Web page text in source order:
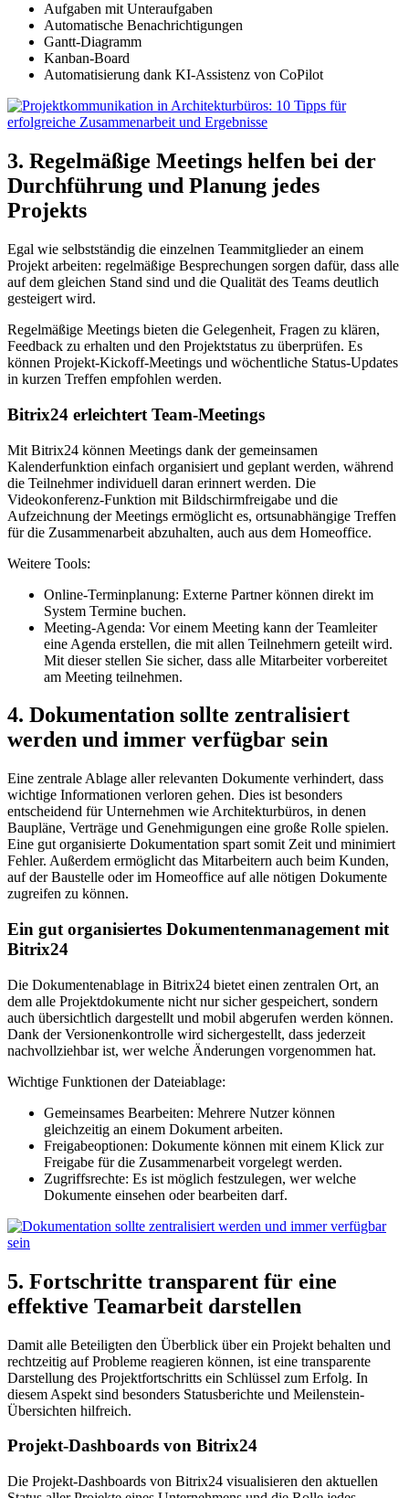
Aufgaben mit Unteraufgaben
Automatische Benachrichtigungen
Gantt-Diagramm
Kanban-Board
Automatisierung dank KI-Assistenz von CoPilot
3. Regelmäßige Meetings helfen bei der
Durchführung und Planung jedes
Projekts
Egal wie selbstständig die einzelnen Teammitglieder an einem
Projekt arbeiten: regelmäßige Besprechungen sorgen dafür, dass alle
auf dem gleichen Stand sind und die Qualität des Teams deutlich
gesteigert wird.
Regelmäßige Meetings bieten die Gelegenheit, Fragen zu klären,
Feedback zu erhalten und den Projektstatus zu überprüfen. Es
können Projekt-Kickoff-Meetings und wöchentliche Status-Updates
in kurzen Treffen empfohlen werden.
Bitrix24 erleichtert Team-Meetings
Mit Bitrix24 können Meetings dank der gemeinsamen
Kalenderfunktion einfach organisiert und geplant werden, während
die Teilnehmer individuell daran erinnert werden. Die
Videokonferenz-Funktion mit Bildschirmfreigabe und die
Aufzeichnung der Meetings ermöglicht es, ortsunabhängige Treffen
für die Zusammenarbeit abzuhalten, auch aus dem Homeoffice.
Weitere Tools:
Online-Terminplanung: Externe Partner können direkt im
System Termine buchen.
Meeting-Agenda: Vor einem Meeting kann der Teamleiter
eine Agenda erstellen, die mit allen Teilnehmern geteilt wird.
Mit dieser stellen Sie sicher, dass alle Mitarbeiter vorbereitet
am Meeting teilnehmen.
4. Dokumentation sollte zentralisiert
werden und immer verfügbar sein
Eine zentrale Ablage aller relevanten Dokumente verhindert, dass
wichtige Informationen verloren gehen. Dies ist besonders
entscheidend für Unternehmen wie Architekturbüros, in denen
Baupläne, Verträge und Genehmigungen eine große Rolle spielen.
Eine gut organisierte Dokumentation spart somit Zeit und minimiert
Fehler. Außerdem ermöglicht das Mitarbeitern auch beim Kunden,
auf der Baustelle oder im Homeoffice auf alle nötigen Dokumente
zugreifen zu können.
Ein gut organisiertes Dokumentenmanagement mit
Bitrix24
Die Dokumentenablage in Bitrix24 bietet einen zentralen Ort, an
dem alle Projektdokumente nicht nur sicher gespeichert, sondern
auch übersichtlich dargestellt und mobil abgerufen werden können.
Dank der Versionenkontrolle wird sichergestellt, dass jederzeit
nachvollziehbar ist, wer welche Änderungen vorgenommen hat.
Wichtige Funktionen der Dateiablage:
Gemeinsames Bearbeiten: Mehrere Nutzer können
gleichzeitig an einem Dokument arbeiten.
Freigabeoptionen: Dokumente können mit einem Klick zur
Freigabe für die Zusammenarbeit vorgelegt werden.
Zugriffsrechte: Es ist möglich festzulegen, wer welche
Dokumente einsehen oder bearbeiten darf.
5. Fortschritte transparent für eine
effektive Teamarbeit darstellen
Damit alle Beteiligten den Überblick über ein Projekt behalten und
rechtzeitig auf Probleme reagieren können, ist eine transparente
Darstellung des Projektfortschritts ein Schlüssel zum Erfolg. In
diesem Aspekt sind besonders Statusberichte und Meilenstein-
Übersichten hilfreich.
Projekt-Dashboards von Bitrix24
Die Projekt-Dashboards von Bitrix24 visualisieren den aktuellen